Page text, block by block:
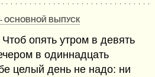
- ОСНОВНОЙ ВЫПУСК
опять утром в девять
в одиннадцать
целый день не надо: ни